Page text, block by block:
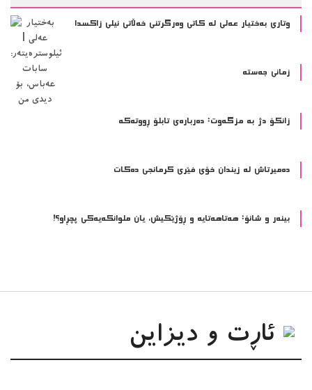
وتاری بەختیار عەلی لە کاتی وەرگرتنی خەڵاتی نیلی زاکسدا
زمانی جەستە
زانکۆ دژ بە مزگەوت: دەربارەى تابلۆ ڕووتەکە
ده‌میرتاش له‌ زیندان خۆی فێری كرمانجی ده‌كات
بینەر و شانۆ: هەتاھەتایە و ڕۆژێکیش، یان ملوانکەیەکی پچڕاو؟!
ئاڕت و دیزاین